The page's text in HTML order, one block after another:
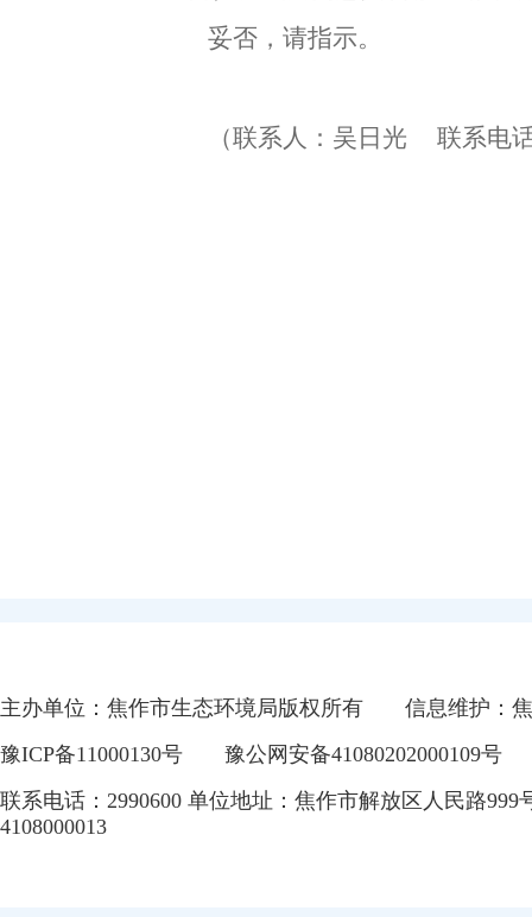
妥否 ， 请指示。
（联系人：吴日光 联系电
主办单位：焦作市生态环境局版权所有
信息维护：
豫ICP备11000130号
豫公网安备41080202000109号
联系电话：2990600 单位地址：焦作市解放区人民路999
4108000013